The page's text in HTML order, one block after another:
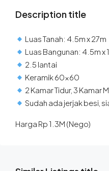
Description title
Luas Tanah: 4.5m x 27m
Luas Bangunan: 4.5m x
2.5 lantai
Keramik 60×60
2 Kamar Tidur, 3 Kamar
Sudah ada jerjak besi,
Harga Rp 1.3M (Nego)